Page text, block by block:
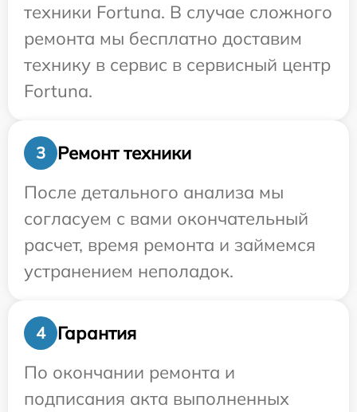
техники Fortuna. В случае сложного
ремонта мы бесплатно доставим
технику в сервис в сервисный центр
Fortuna.
3
Ремонт техники
После детального анализа мы
согласуем с вами окончательный
расчет, время ремонта и займемся
устранением неполадок.
4
Гарантия
По окончании ремонта и
подписания акта выполненных